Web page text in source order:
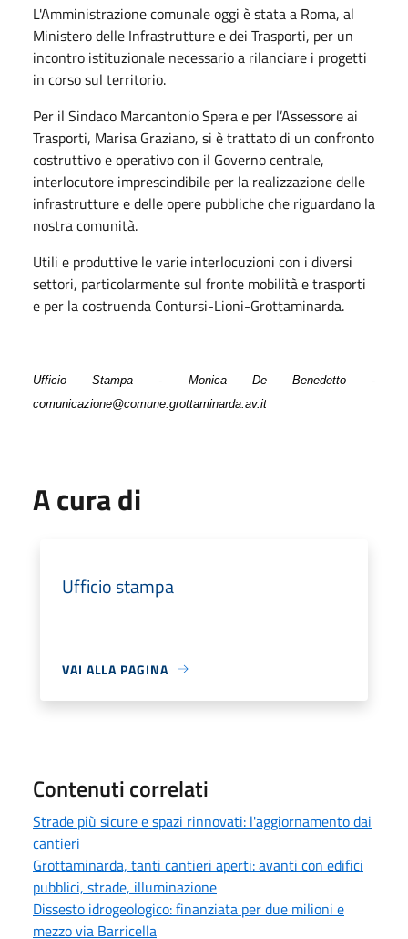
L'Amministrazione comunale oggi è stata a Roma, al
Ministero delle Infrastrutture e dei Trasporti, per un
incontro istituzionale necessario a rilanciare i progetti
in corso sul territorio.
Per il Sindaco Marcantonio Spera e per l’Assessore ai
Trasporti, Marisa Graziano, si è trattato di un confronto
costruttivo e operativo con il Governo centrale,
interlocutore imprescindibile per la realizzazione delle
infrastrutture e delle opere pubbliche che riguardano la
nostra comunità.
Utili e produttive le varie interlocuzioni con i diversi
settori, particolarmente sul fronte mobilità e trasporti
e per la costruenda Contursi-Lioni-Grottaminarda.
Ufficio Stampa - Monica De Benedetto -
comunicazione@comune.grottaminarda.av.it
A cura di
Ufficio stampa
VAI ALLA PAGINA
Contenuti correlati
Strade più sicure e spazi rinnovati: l'aggiornamento dai
cantieri
Grottaminarda, tanti cantieri aperti: avanti con edifici
pubblici, strade, illuminazione
Dissesto idrogeologico: finanziata per due milioni e
mezzo via Barricella